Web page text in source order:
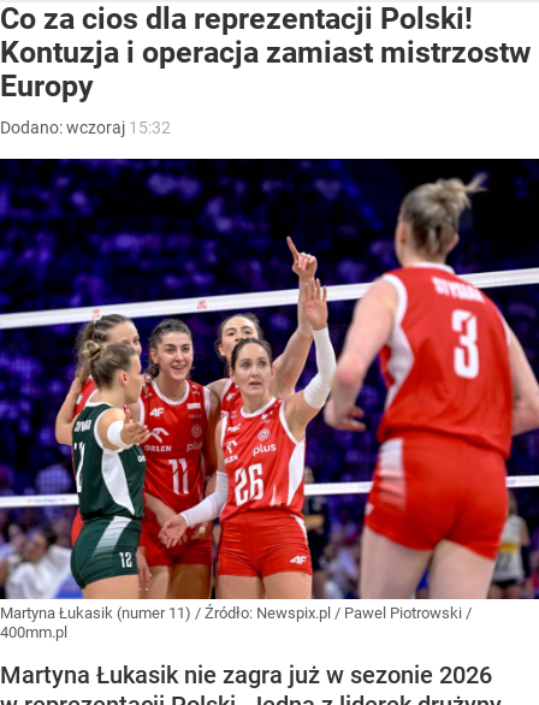
Co za cios dla reprezentacji Polski!
Kontuzja i operacja zamiast mistrzostw
Europy
Dodano:wczoraj 15:32
Martyna Łukasik (numer 11) / Źródło: Newspix.pl / Pawel Piotrowski /
400mm.pl
Martyna Łukasik nie zagra już w sezonie 2026